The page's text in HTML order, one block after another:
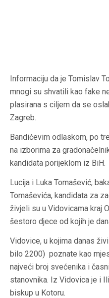
Informaciju da je Tomislav
mnogi su shvatili kao fake
plasirana s ciljem da se
Zagreb.
Bandićevim odlaskom, po
na izborima za
kandidata porijeklom iz BiH.
Lucija i Luka Tomašević,
Tomaševića, kandidata za
živjeli su u Vidovicama kraj
šestoro djece od kojih je
Vidovice, u kojima danas
bilo 2200) poznate kao
najveći broj svećenika i
stanovnika. Iz Vidovica je i
biskup u Kotoru.